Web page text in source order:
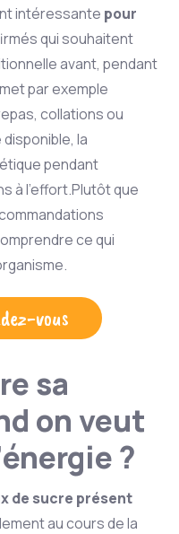
intéressante pour
qui souhaitent
avant, pendant
par exemple
collations ou
la
pendant
à l’effort.Plutôt que
ce qui
vous
sa
on veut
?
de sucre présent
au cours de la